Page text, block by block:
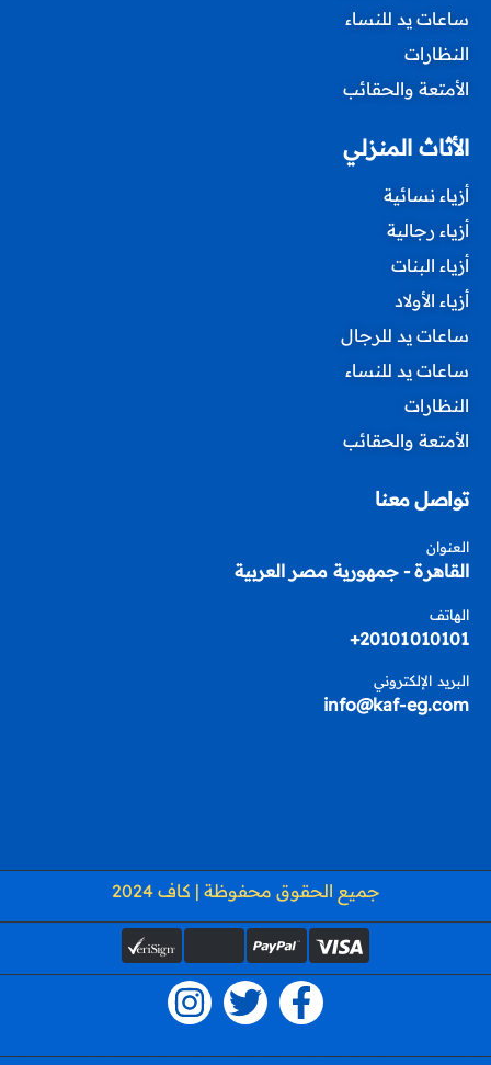
ساعات يد للنساء
النظارات
الأمتعة والحقائب
الأثاث المنزلي
أزياء نسائية
أزياء رجالية
أزياء البنات
أزياء الأولاد
ساعات يد للرجال
ساعات يد للنساء
النظارات
الأمتعة والحقائب
تواصل معنا
العنوان
القاهرة - جمهورية مصر العربية
الهاتف
20101010101+
البريد الإلكتروني
info@kaf-eg.com
جميع الحقوق محفوظة | كاف 2024